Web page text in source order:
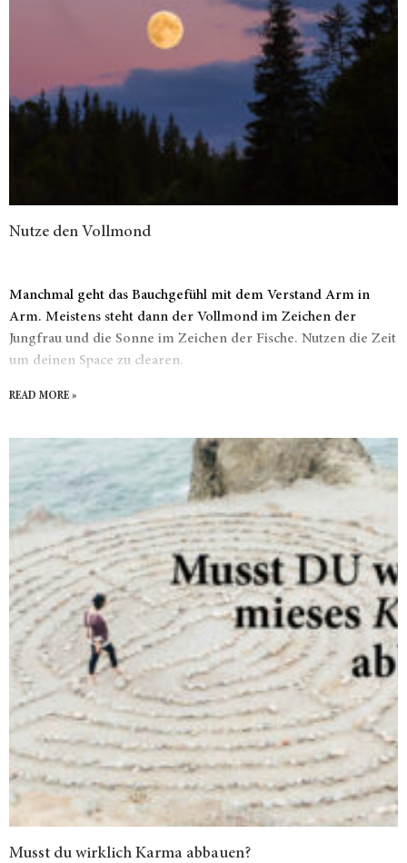
Nutze den Vollmond
Manchmal geht das Bauchgefühl mit dem Verstand Arm in
Arm. Meistens steht dann der Vollmond im Zeichen der
Jungfrau und die Sonne im Zeichen der Fische. Nutzen die Zeit
um deinen Space zu clearen.
READ MORE »
Musst du wirklich Karma abbauen?